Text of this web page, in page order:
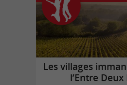
Les villages
l’Entre